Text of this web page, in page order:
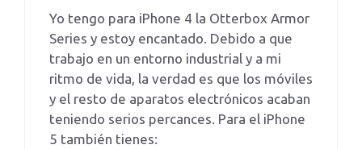
Yo tengo para iPhone 4 la Otterbox Armor
Series y estoy encantado. Debido a que
trabajo en un entorno industrial y a mi
ritmo de vida, la verdad es que los móviles
y el resto de aparatos electrónicos acaban
teniendo serios percances. Para el iPhone
5 también tienes: